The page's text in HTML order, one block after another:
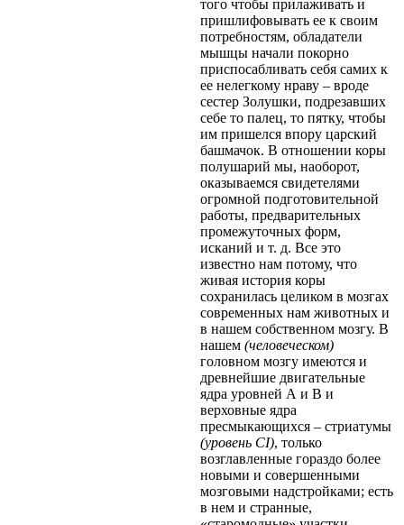
того чтобы прилаживать и
пришлифовывать ее к своим
потребностям, обладатели
мышцы начали покорно
приспосабливать себя самих к
ее нелегкому нраву – вроде
сестер Золушки, подрезавших
себе то палец, то пятку, чтобы
им пришелся впору царский
башмачок. В отношении коры
полушарий мы, наоборот,
оказываемся свидетелями
огромной подготовительной
работы, предварительных
промежуточных форм,
исканий и т. д. Все это
известно нам потому, что
живая история коры
сохранилась целиком в мозгах
современных нам животных и
в нашем собственном мозгу. В
нашем (человеческом)
головном мозгу имеются и
древнейшие двигательные
ядра уровней А и В и
верховные ядра
пресмыкающихся – стриатумы
(уровень CI), только
возглавленные гораздо более
новыми и совершенными
мозговыми надстройками; есть
в нем и странные,